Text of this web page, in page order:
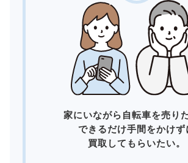
家にいながら自転車を売りた
できるだけ手間をかけず
買取してもらいたい。